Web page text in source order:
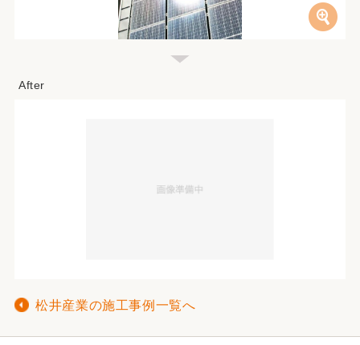
松井産業の施工事例一覧へ